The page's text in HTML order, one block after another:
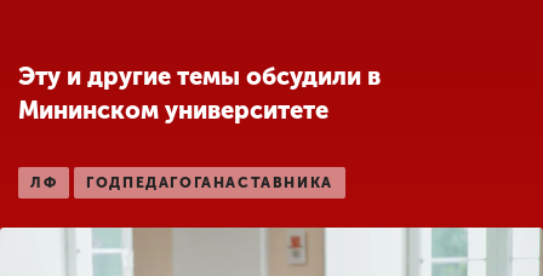
Международная
Другие виды
деятельности
Эту и другие темы обсудили в
Мининском университете
ЛФ ГОДПЕДАГОГАНАСТАВНИКА